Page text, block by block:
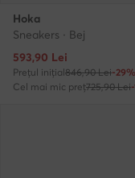
Hoka
Sneakers · Bej
Prețul actual
593,90 Lei
Prețul inițial846,90 Lei-29%
Cel mai mic preț725,90 Lei